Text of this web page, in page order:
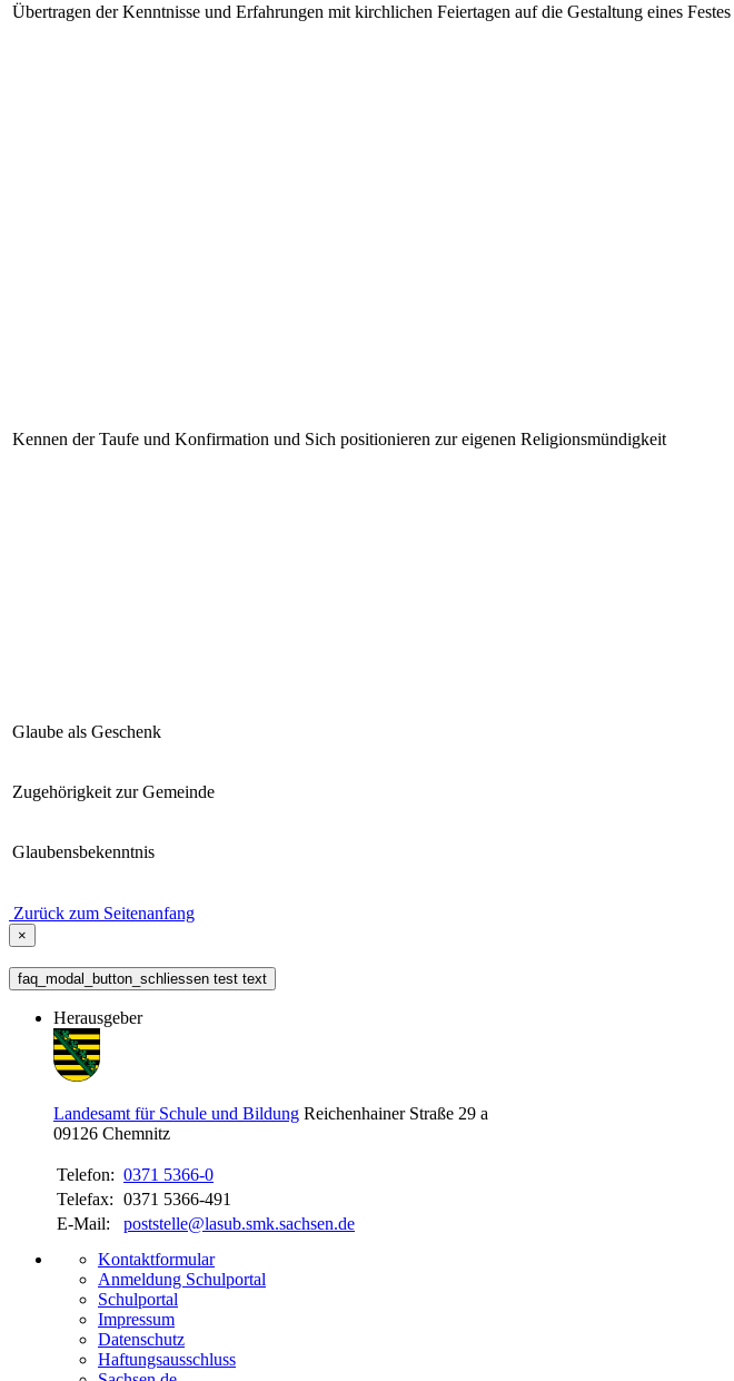
Übertragen der Kenntnisse und Erfahrungen mit kirchlichen Feiertagen auf die Gestaltung eines Festes
Kennen der Taufe und Konfirmation und Sich positionieren zur eigenen Religionsmündigkeit
Glaube als Geschenk
Zugehörigkeit zur Gemeinde
Glaubensbekenntnis
Zurück zum Seitenanfang
×
faq_modal_button_schliessen test text
Herausgeber
Landesamt für Schule und Bildung Reichenhainer Straße 29 a
09126 Chemnitz
Telefon: 0371 5366-0
Telefax: 0371 5366-491
E-Mail:
poststelle@lasub.smk.sachsen.de
Kontaktformular
Anmeldung Schulportal
Schulportal
Impressum
Datenschutz
Haftungsausschluss